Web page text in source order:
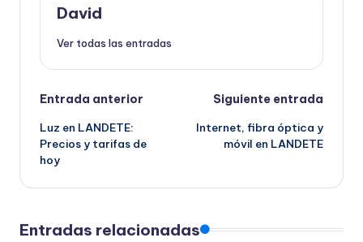
David
Ver todas las entradas
Navegación
de
entradas
Entrada anterior
Luz en LANDETE:
Precios y tarifas de
hoy
Siguiente entrada
Internet, fibra óptica y
móvil en LANDETE
Entradas relacionadas